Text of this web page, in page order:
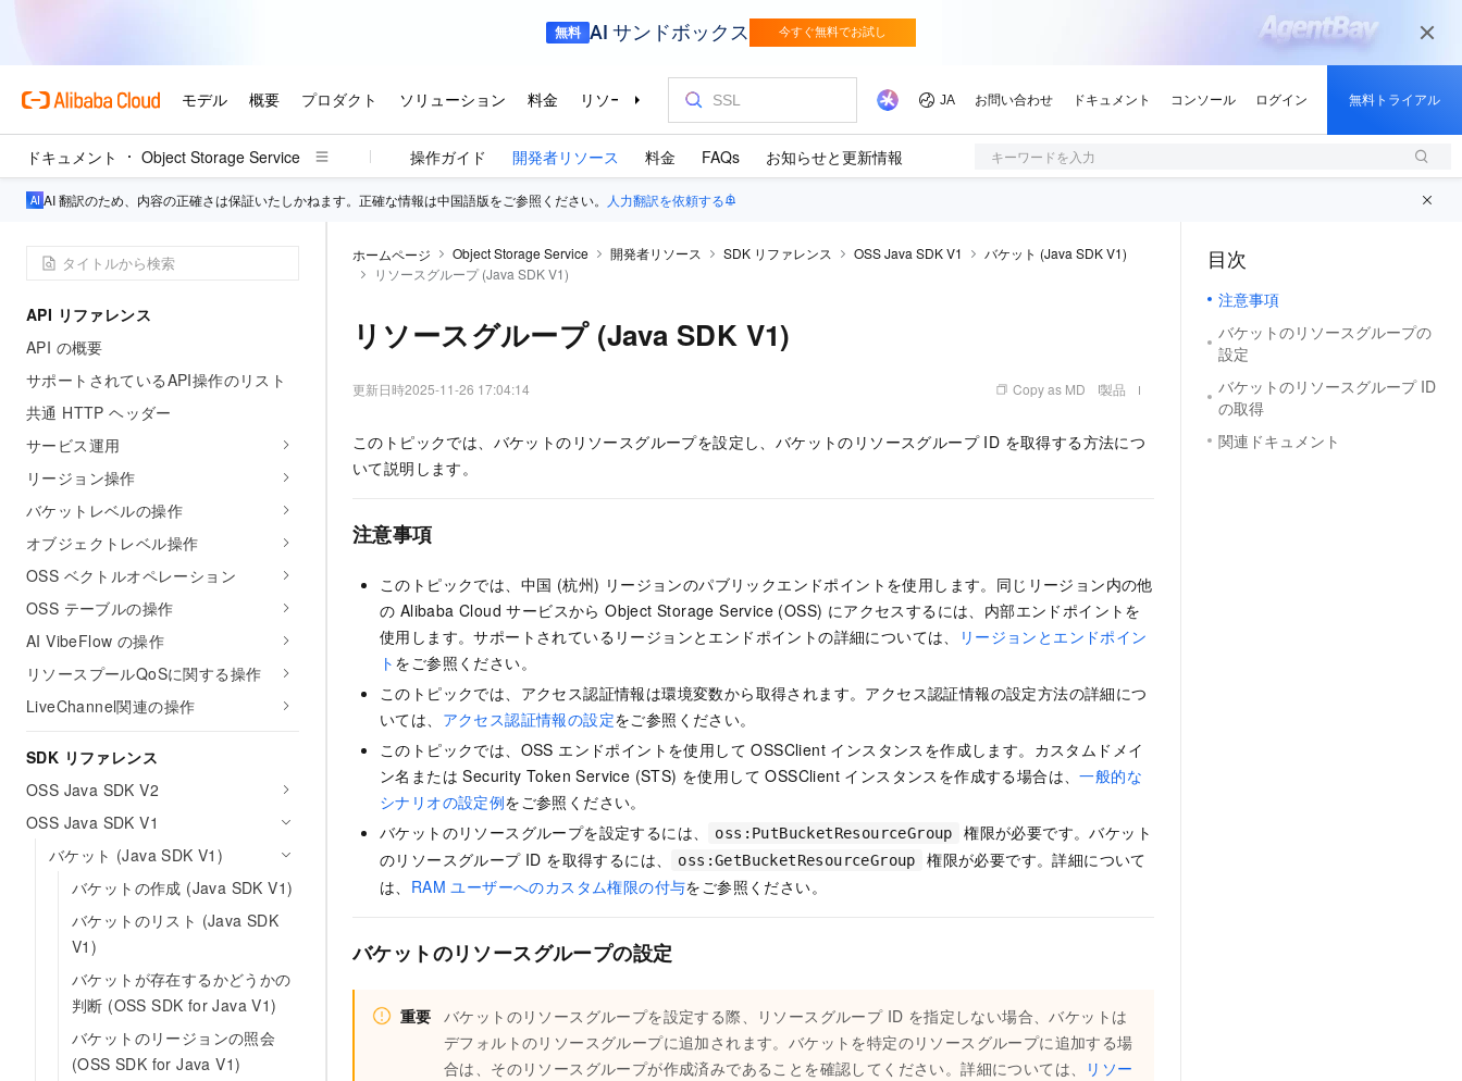
ドキュメント Object Storage Service 操作ガイド 開発者リソース 料金 FAQs お知らせと更新情報 キーワードを入力
AI 翻訳のため、内容の正確さは保証いたしかねます。正確な情報は中国語版をご参照ください。 人力翻訳を依頼する
API リファレンス
API の概要
サポートされているAPI操作のリスト
共通 HTTP ヘッダー
サービス運用
リージョン操作
バケットレベルの操作
オブジェクトレベル操作
OSS ベクトルオペレーション
OSS テーブルの操作
AI VibeFlow の操作
リソースプールQoSに関する操作
LiveChannel関連の操作
SDK リファレンス
OSS Java SDK V2
OSS Java SDK V1
バケット (Java SDK V1)
バケットの作成 (Java SDK V1)
バケットのリスト (Java SDK
V1)
バケットが存在するかどうかの
判断 (OSS SDK for Java V1)
バケットのリージョンの照会
(OSS SDK for Java V1)
ホームページ Object Storage Service 開発者リソース SDK リファレンス OSS Java SDK V1
バケット (Java SDK V1)
リソースグループ (Java SDK V1)
リソースグループ (Java SDK V1)
更新日時2025-11-26 17:04:14 Copy as MD 製品
このトピックでは、バケットのリソースグループを設定し、バケットのリソースグループ ID を取得する方法につ
いて説明します。
注意事項
このトピックでは、中国 (杭州) リージョンのパブリックエンドポイントを使用します。同じリージョン内の他
の Alibaba Cloud サービスから Object Storage Service (OSS) にアクセスするには、内部エンドポイントを
使用します。サポートされているリージョンとエンドポイントの詳細については、
リージョンとエンドポイン
ト をご参照ください。
このトピックでは、アクセス認証情報は環境変数から取得されます。アクセス認証情報の設定方法の詳細につ
いては、 アクセス認証情報の設定をご参照ください。
このトピックでは、OSS エンドポイントを使用して OSSClient インスタンスを作成します。カスタムドメイ
ン名または Security Token Service (STS) を使用して OSSClient インスタンスを作成する場合は、一般的な
シナリオの設定例をご参照ください。
バケットのリソースグループを設定するには、
oss:PutBucketResourceGroup
権限が必要です。バケット
のリソースグループ ID を取得するには、
oss:GetBucketResourceGroup
権限が必要です。詳細について
は、 RAM ユーザーへのカスタム権限の付与をご参照ください。
バケットのリソースグループの設定
重要 バケットのリソースグループを設定する際、リソースグループ ID を指定しない場合、バケットは
デフォルトのリソースグループに追加されます。バケットを特定のリソースグループに追加する場
合は、そのリソースグループが作成済みであることを確認してください。詳細については、
リソー
目次
注意事項
バケットのリソースグループの
設定
バケットのリソースグループ ID
の取得
関連ドキュメント